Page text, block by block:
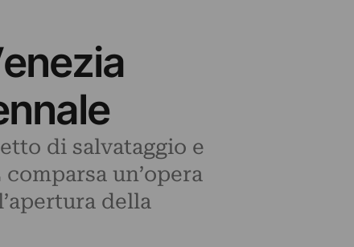
di salvataggio e
un’opera
della